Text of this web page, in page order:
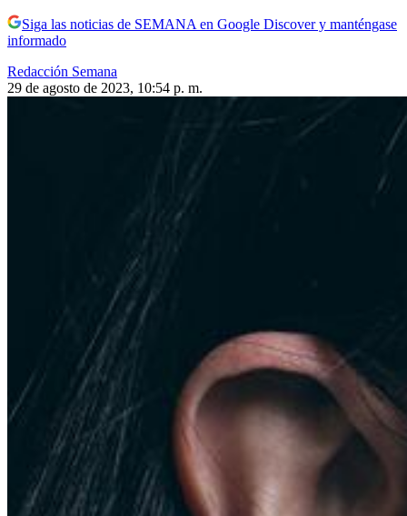
Siga las noticias de SEMANA en Google Discover y manténgase
informado
Redacción Semana
29 de agosto de 2023, 10:54 p. m.